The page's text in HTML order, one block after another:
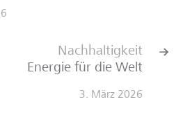
Nachhaltigkeit
Energie für die Welt
3. März 2026